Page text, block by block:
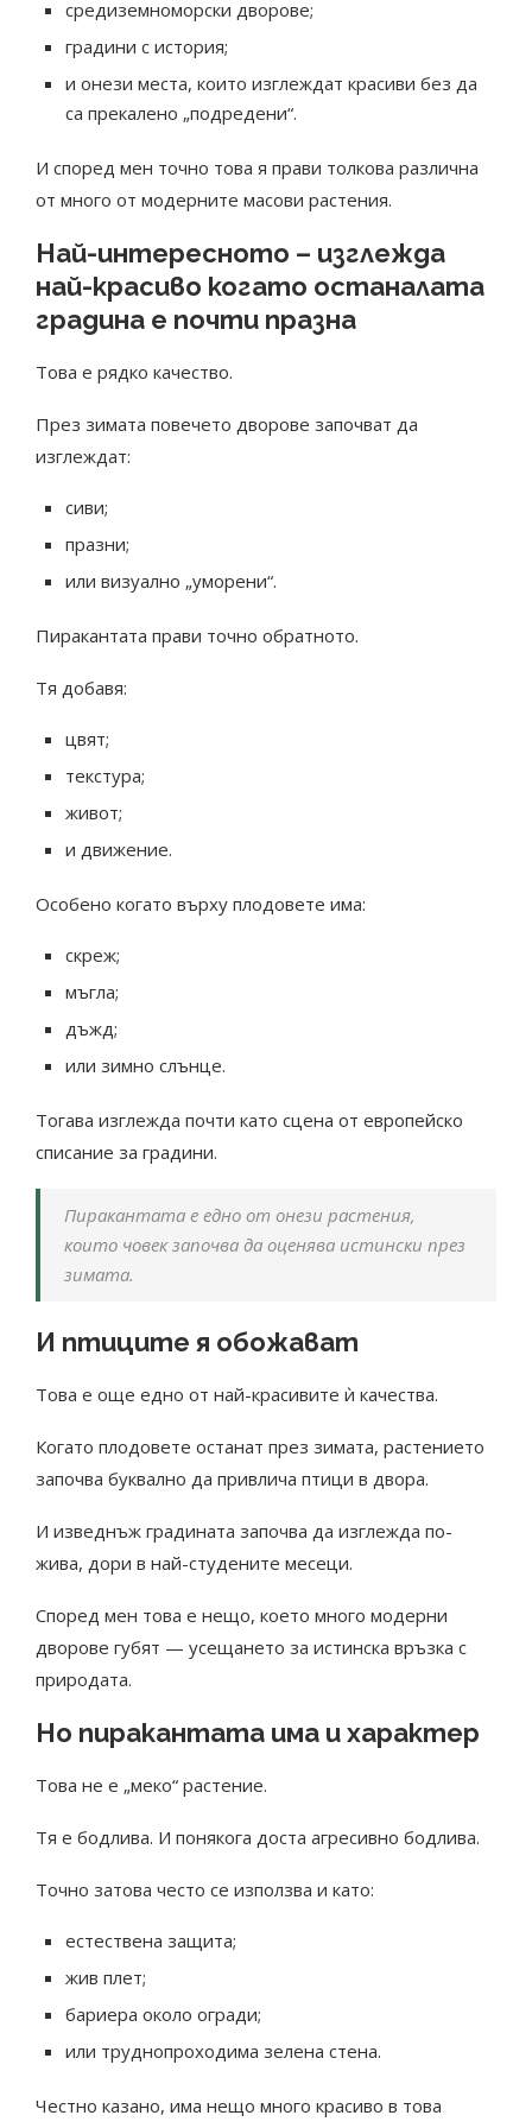
средиземноморски дворове;
градини с история;
и онези места, които изглеждат красиви без да
са прекалено „подредени“.
И според мен точно това я прави толкова различна
от много от модерните масови растения.
Най-интересното – изглежда
най-красиво когато останалата
градина е почти празна
Това е рядко качество.
През зимата повечето дворове започват да
изглеждат:
сиви;
празни;
или визуално „уморени“.
Пиракантата прави точно обратното.
Тя добавя:
цвят;
текстура;
живот;
и движение.
Особено когато върху плодовете има:
скреж;
мъгла;
дъжд;
или зимно слънце.
Тогава изглежда почти като сцена от европейско
списание за градини.
Пиракантата е едно от онези растения,
които човек започва да оценява истински през
зимата.
И птиците я обожават
Това е още едно от най-красивите ѝ качества.
Когато плодовете останат през зимата, растението
започва буквално да привлича птици в двора.
И изведнъж градината започва да изглежда по-
жива, дори в най-студените месеци.
Според мен това е нещо, което много модерни
дворове губят — усещането за истинска връзка с
природата.
Но пиракантата има и характер
Това не е „меко“ растение.
Тя е бодлива. И понякога доста агресивно бодлива.
Точно затова често се използва и като:
естествена защита;
жив плет;
бариера около огради;
или труднопроходима зелена стена.
Честно казано, има нещо много красиво в това